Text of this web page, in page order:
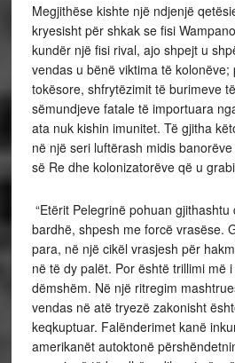
Megjithëse kishte një ndjenjë
kryesisht për shkak se fisi
kundër një fisi rival, ajo shpejt u
vendas u bënë viktima të
tokësore, shfrytëzimit të burimeve
sëmundjeve fatale të importuara
ata nuk kishin imunitet. Të gjitha
në një seri luftërash midis
së Re dhe kolonizatorëve që u
“Etërit Pelegrinë pohuan
bardhë, shpesh me forcë vrasëse.
para, në një cikël vrasjesh për
në të dy palët. Por është trillimi më
dëmshëm. Në një ritregim
vendas në atë tryezë zakonisht
keqkuptuar. Falënderimet kanë
amerikanët autoktonë